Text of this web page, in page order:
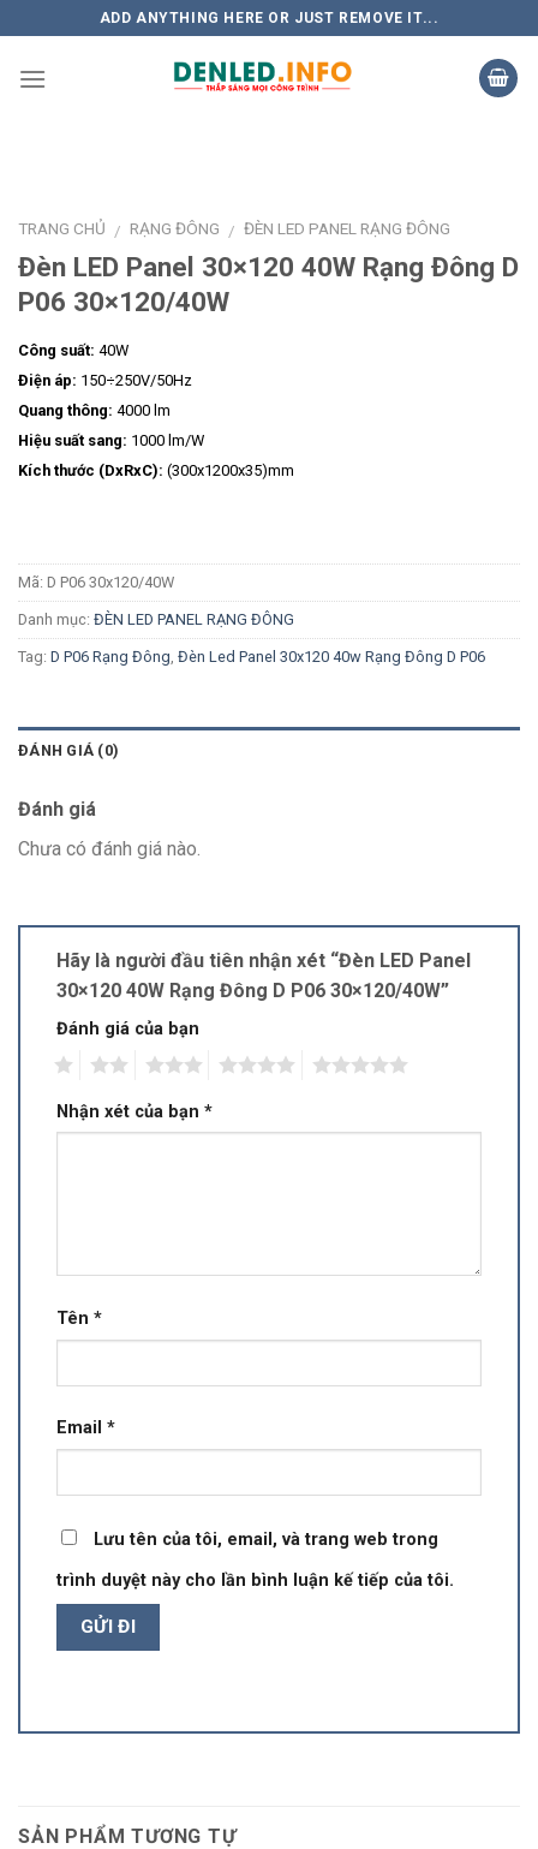
to
content
ADD ANYTHING HERE OR JUST REMOVE IT...
TRANG CHỦ / RẠNG ĐÔNG / ĐÈN LED PANEL RẠNG ĐÔNG
Đèn LED Panel 30×120 40W Rạng Đông D
P06 30×120/40W
Công suất: 40W
Điện áp: 150÷250V/50Hz
Quang thông: 4000 lm
Hiệu suất sang: 1000 lm/W
Kích thước (DxRxC): (300x1200x35)mm
Mã: D P06 30x120/40W
Danh mục: ĐÈN LED PANEL RẠNG ĐÔNG
Tag: D P06 Rạng Đông, Đèn Led Panel 30x120 40w Rạng Đông D P06
ĐÁNH GIÁ (0)
Đánh giá
Chưa có đánh giá nào.
Hãy là người đầu tiên nhận xét “Đèn LED Panel
30×120 40W Rạng Đông D P06 30×120/40W”
Đánh giá của bạn
Nhận xét của bạn *
Tên *
Email *
Lưu tên của tôi, email, và trang web trong
trình duyệt này cho lần bình luận kế tiếp của tôi.
SẢN PHẨM TƯƠNG TỰ